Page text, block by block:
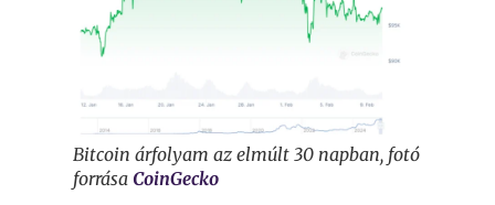
Bitcoin árfolyam az elmúlt 30 napban, fotó
forrása CoinGecko